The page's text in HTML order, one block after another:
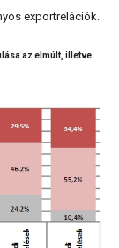
exportrelációk.
az elmúlt, illetve